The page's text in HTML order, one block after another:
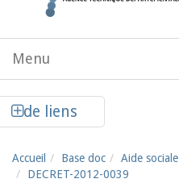
Menu
de liens
Accueil Base doc Aide sociale
DECRET-2012-0039